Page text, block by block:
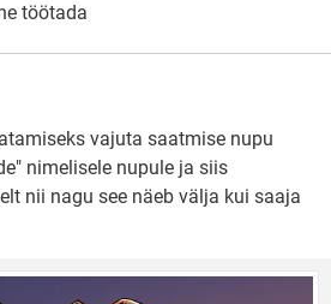
töötada
vajuta saatmise nupu
nimelisele nupule ja siis
nii nagu see näeb välja kui saaja